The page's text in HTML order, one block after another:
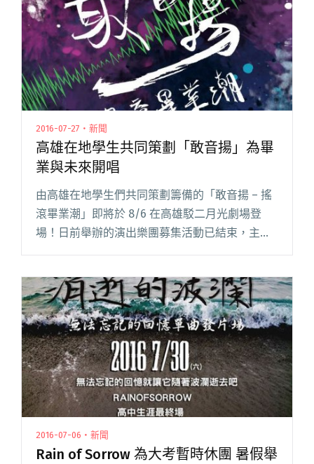
2016-07-27・新聞
高雄在地學生共同策劃「敢音揚」為畢
業與未來開唱
由高雄在地學生們共同策劃籌備的「敢音揚 – 搖
滾畢業潮」即將於 8/6 在高雄駁二月光劇場登
場！日前舉辦的演出樂團募集活動已結束，主辦
全文 "高雄在地學生共同策劃「敢音揚」為畢業
與未來開唱"
2016-07-06・新聞
Rain of Sorrow 為大考暫時休團 暑假舉